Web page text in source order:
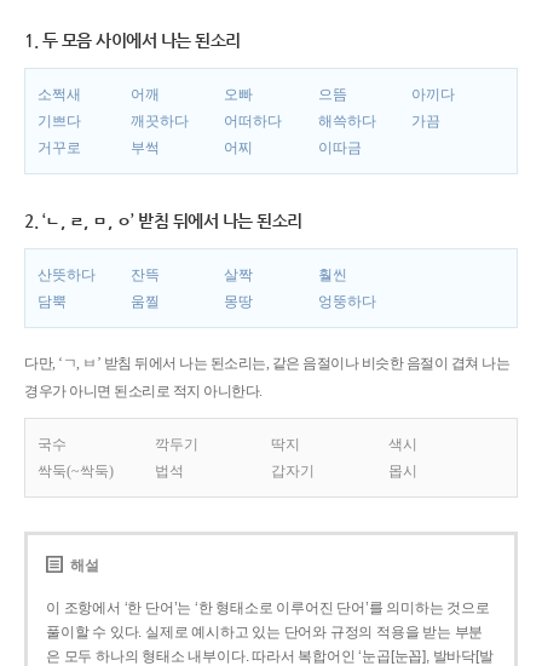
1. 두 모음 사이에서 나는 된소리
소쩍새 어깨 오빠 으뜸
아끼다
기쁘다
깨끗하다 어떠하다 해쓱하다
가끔
거꾸로
부썩 어찌 이따금
2. ‘ㄴ, ㄹ, ㅁ, ㅇ’ 받침 뒤에서 나는 된소리
산뜻하다 잔뜩 살짝
훨씬
담뿍
움찔 몽땅 엉뚱하다
다만, ‘ㄱ, ㅂ’ 받침 뒤에서 나는 된소리는, 같은 음절이나 비슷한 음절이 겹쳐 나는
경우가 아니면 된소리로 적지 아니한다.
국수 깍두기 딱지
색시
싹둑(~싹둑)
법석 갑자기 몹시
해설
이 조항에서 ‘한 단어’는 ‘한 형태소로 이루어진 단어’를 의미하는 것으로
풀이할 수 있다. 실제로 예시하고 있는 단어와 규정의 적용을 받는 부분
은 모두 하나의 형태소 내부이다. 따라서 복합어인 ‘눈곱[눈꼽], 발바닥[발